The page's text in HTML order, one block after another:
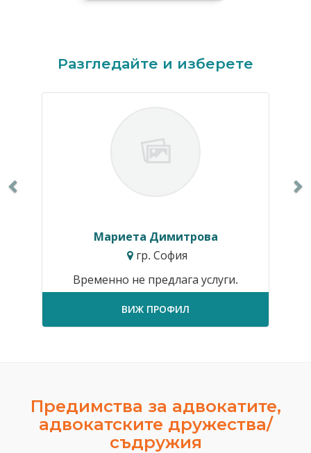
Разгледайте и изберете
Мариета Димитрова
гр. София
Временно не предлага услуги.
ВИЖ ПРОФИЛ
Предимства за адвокатите,
адвокатските дружества/
съдружия